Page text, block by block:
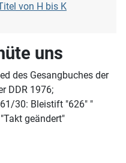
von H bis K
uns
des Gesangbuches der
DDR 1976;
30: Bleistift "626" "
geändert"